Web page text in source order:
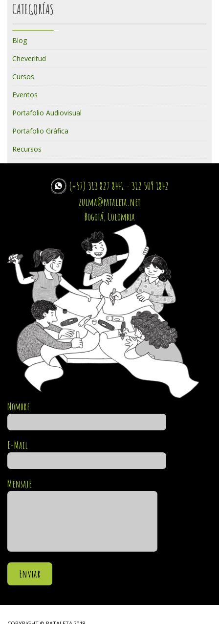
CATEGORÍAS
Blog
Cheveritud
Cursos
Eventos
Portafolio Audiovisual
Portafolio Gráfica
Recursos
(+57) 313 827 8441 - 312 509 1842
zulma@pataleta.net
Bogotá, Colombia
Nombre
E-Mail
Mensaje